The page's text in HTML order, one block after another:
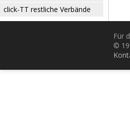
click-TT restliche Verbände
Für
©